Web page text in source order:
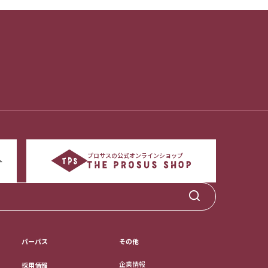
プロサスの公式オンラインショップ
パーパス
採用情報
その他
企業情報